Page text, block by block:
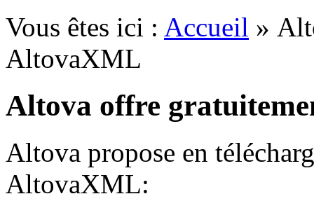
Vous êtes ici : Accueil »
AltovaXML
Altova offre
Altova propose en
AltovaXML: